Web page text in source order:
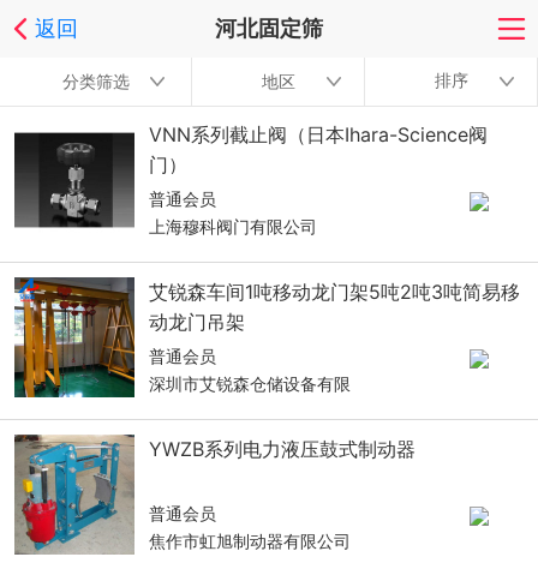
返回 河北固定筛
分类筛选 地区 排序
VNN系列截止阀（日本Ihara-Science阀
门）
普通会员
上海穆科阀门有限公司
艾锐森车间1吨移动龙门架5吨2吨3吨简易移
动龙门吊架
普通会员
深圳市艾锐森仓储设备有限
YWZB系列电力液压鼓式制动器
普通会员
焦作市虹旭制动器有限公司